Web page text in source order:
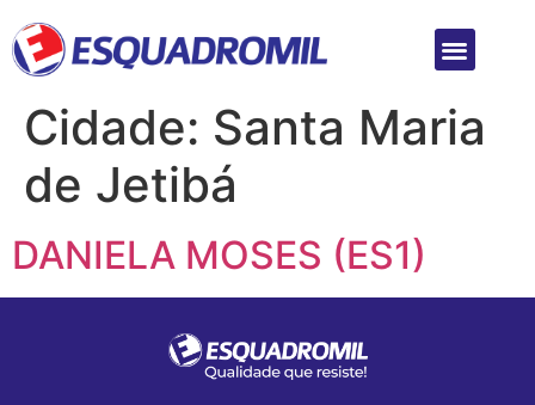
Cidade: Santa Maria
de Jetibá
DANIELA MOSES (ES1)